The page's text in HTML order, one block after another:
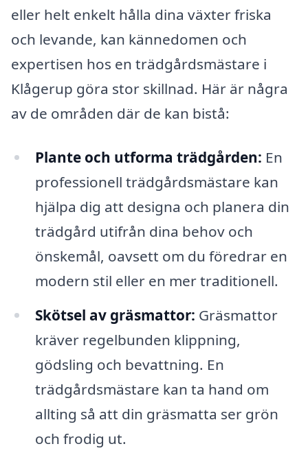
eller helt enkelt hålla dina växter friska
och levande, kan kännedomen och
expertisen hos en trädgårdsmästare i
Klågerup göra stor skillnad. Här är några
av de områden där de kan bistå:
Plante och utforma trädgården: En
professionell trädgårdsmästare kan
hjälpa dig att designa och planera din
trädgård utifrån dina behov och
önskemål, oavsett om du föredrar en
modern stil eller en mer traditionell.
Skötsel av gräsmattor: Gräsmattor
kräver regelbunden klippning,
gödsling och bevattning. En
trädgårdsmästare kan ta hand om
allting så att din gräsmatta ser grön
och frodig ut.